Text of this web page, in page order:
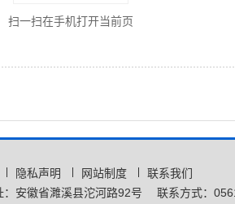
扫一扫在手机打开当前页
隐私声明 网站制度
联系我们
：安徽省濉溪县沱河路92号 联系方式：